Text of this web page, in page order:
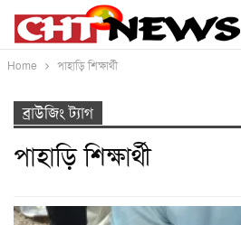
Home পাহাড়ি শিক্ষার্থী
ব্রাউজিং ট্যাগ
পাহাড়ি শিক্ষার্থী